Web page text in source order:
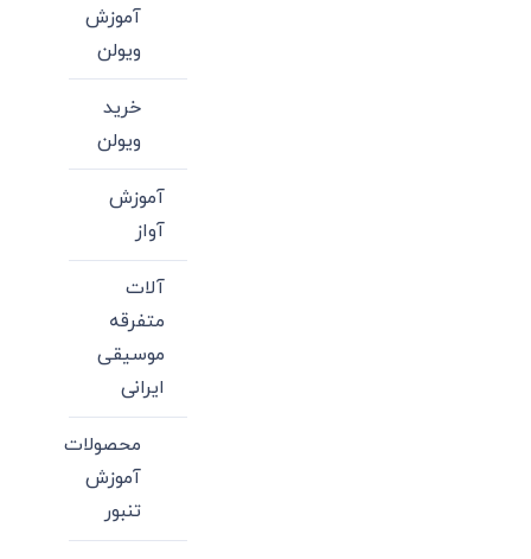
آموزش
ویولن
خرید
ویولن
آموزش
آواز
آلات
متفرقه
موسیقی
ایرانی
محصولات
آموزش
تنبور